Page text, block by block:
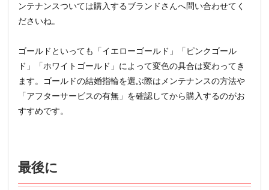
ンテナンスついては購入するブランドさんへ問い合わせてく
ださいね。
ゴールドといっても「イエローゴールド」「ピンクゴール
ド」「ホワイトゴールド」によって変色の具合は変わってき
ます。ゴールドの結婚指輪を選ぶ際はメンテナンスの方法や
「アフターサービスの有無」を確認してから購入するのがお
すすめです。
最後に